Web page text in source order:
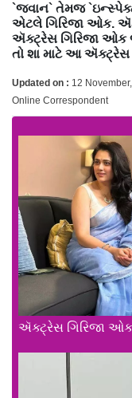
`જવાન` તેમજ
એટલે ગિરિજા ઓક.
ઍક્ટ્રેસ ગિરિજા ઓક
તો શા માટે આ
Updated on : 12
Online Correspondent
ઍક્ટ્રેસ ગિરિજા ઓક